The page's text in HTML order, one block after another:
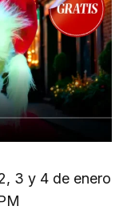
3 y 4 de enero